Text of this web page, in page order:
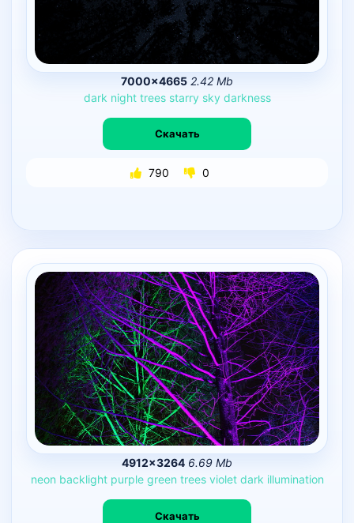
7000×4665 2.42 Mb
dark night trees starry sky darkness
Скачать
790 0
4912×3264 6.69 Mb
neon backlight purple green trees violet dark illumination
Скачать